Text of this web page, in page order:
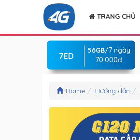
TRANG CHỦ
7ED
56GB/7 ngày
70.000đ
Home Hướng dẫn